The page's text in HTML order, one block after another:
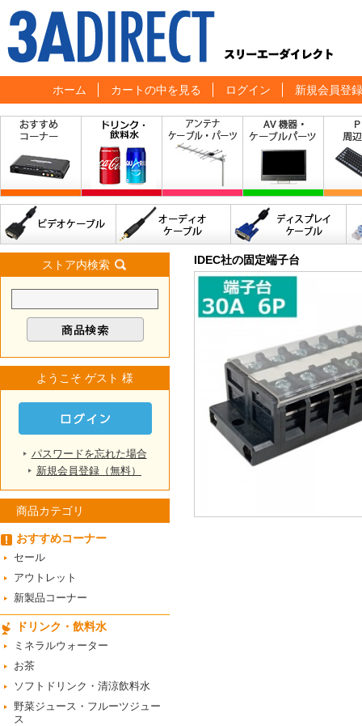
ホーム カートの中を見る ログイン 新規会員登録
ストア内検索
ようこそ ゲスト 様
パスワードを忘れた場合
新規会員登録（無料）
商品カテゴリ
おすすめコーナー
セール
アウトレット
新製品コーナー
ドリンク・飲料水
ミネラルウォーター
お茶
ソフトドリンク・清涼飲料水
野菜ジュース・フルーツジュー
ス
IDEC社の固定端子台